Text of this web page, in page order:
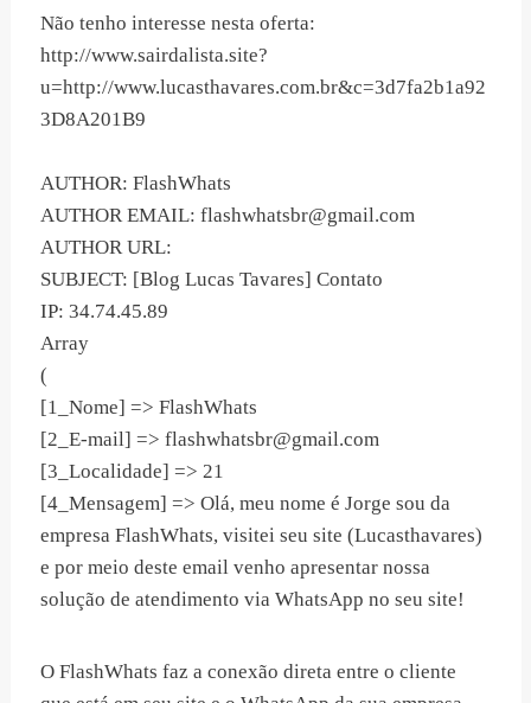
Não tenho interesse nesta oferta:
http://www.sairdalista.site?
u=http://www.lucasthavares.com.br&c=3d7fa2b1a92
3D8A201B9
AUTHOR: FlashWhats
AUTHOR EMAIL: flashwhatsbr@gmail.com
AUTHOR URL:
SUBJECT: [Blog Lucas Tavares] Contato
IP: 34.74.45.89
Array
(
[1_Nome] => FlashWhats
[2_E-mail] => flashwhatsbr@gmail.com
[3_Localidade] => 21
[4_Mensagem] => Olá, meu nome é Jorge sou da
empresa FlashWhats, visitei seu site (Lucasthavares)
e por meio deste email venho apresentar nossa
solução de atendimento via WhatsApp no seu site!
O FlashWhats faz a conexão direta entre o cliente